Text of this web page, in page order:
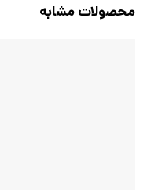
محصولات مشابه